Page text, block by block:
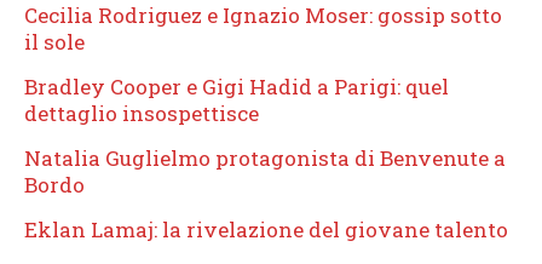
Cecilia Rodriguez e Ignazio Moser: gossip sotto
il sole
Bradley Cooper e Gigi Hadid a Parigi: quel
dettaglio insospettisce
Natalia Guglielmo protagonista di Benvenute a
Bordo
Eklan Lamaj: la rivelazione del giovane talento